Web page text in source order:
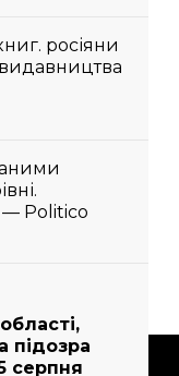
росіяни
— Politico
підозра
серпня